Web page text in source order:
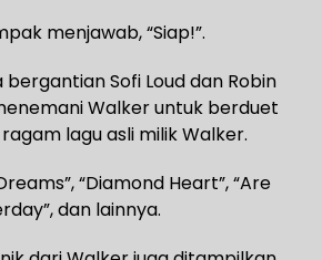
menjawab, “Siap!”.
Sofi Loud dan Robin
Walker untuk berduet
lagu asli milik Walker.
“Diamond Heart”, “Are
dan lainnya.